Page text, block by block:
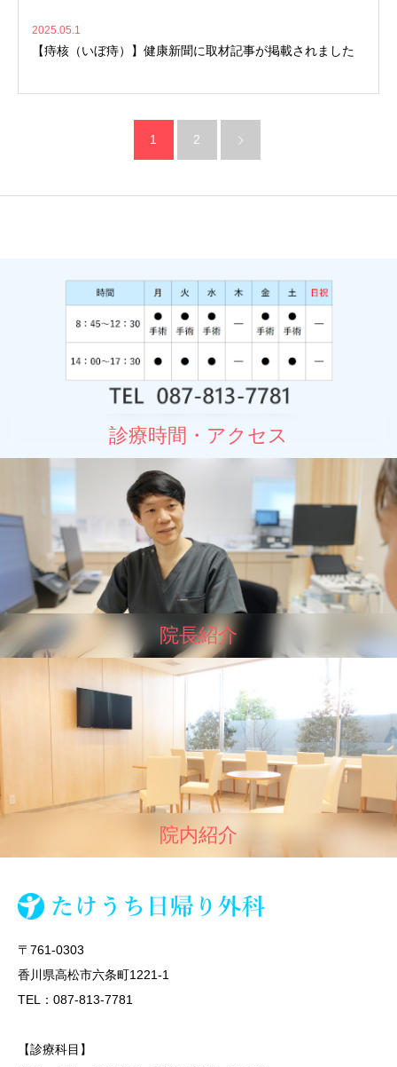
2025.05.1
【痔核（いぼ痔）】健康新聞に取材記事が掲載されました
1 2
診療時間・アクセス
院長紹介
院内紹介
〒761-0303
香川県高松市六条町1221-1
TEL：087-813-7781
【診療科目】